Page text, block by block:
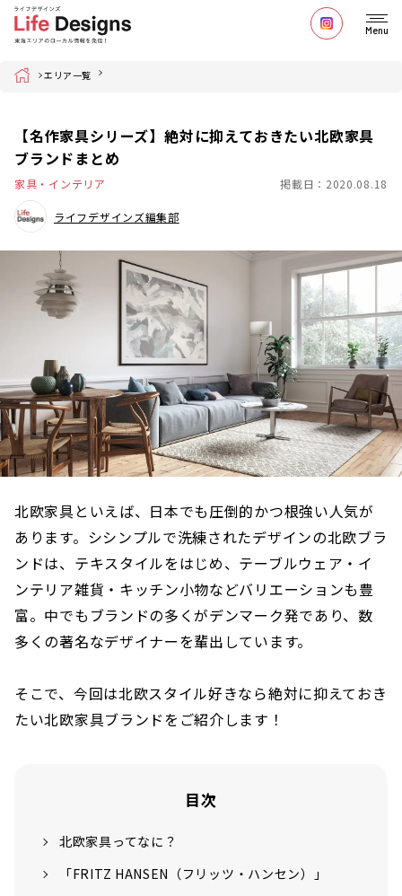
Menu
Home エリア一覧
【名作家具シリーズ】絶対に抑えておきたい北欧家具
ブランドまとめ
家具・インテリア 掲載日：2020.08.18
ライフデザインズ編集部
北欧家具といえば、日本でも圧倒的かつ根強い人気が
あります。シシンプルで洗練されたデザインの北欧ブラ
ンドは、テキスタイルをはじめ、テーブルウェア・イ
ンテリア雑貨・キッチン小物などバリエーションも豊
富。中でもブランドの多くがデンマーク発であり、数
多くの著名なデザイナーを輩出しています。
そこで、今回は北欧スタイル好きなら絶対に抑えておき
たい北欧家具ブランドをご紹介します！
目次
北欧家具ってなに？
「FRITZ HANSEN（フリッツ・ハンセン）」